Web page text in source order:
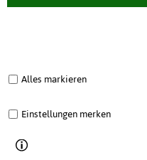
Alles markieren
Einstellungen merken